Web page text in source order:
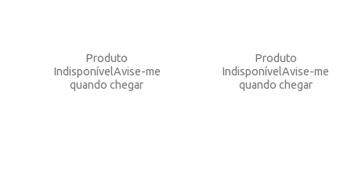
Produto
IndisponívelAvise-me
quando chegar
Produto
IndisponívelAvise-me
quando chegar